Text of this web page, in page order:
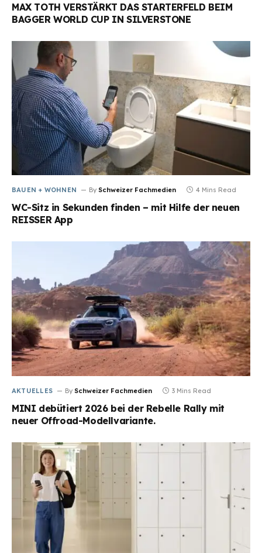
MAX TOTH VERSTÄRKT DAS STARTERFELD BEIM
BAGGER WORLD CUP IN SILVERSTONE
BAUEN + WOHNEN By Schweizer Fachmedien 4 Mins Read
WC-Sitz in Sekunden finden – mit Hilfe der neuen
REISSER App
AKTUELLES By Schweizer Fachmedien 3 Mins Read
MINI debütiert 2026 bei der Rebelle Rally mit
neuer Offroad-Modellvariante.